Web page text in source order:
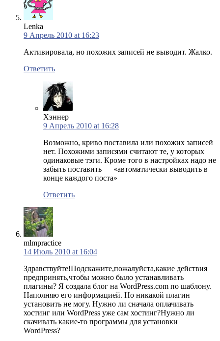
Lenka
9 Апрель 2010 at 16:23
Активировала, но похожих записей не выводит. Жалко.
Ответить
Хэннер
9 Апрель 2010 at 16:28
Возможно, криво поставила или похожих записей
нет. Похожими записями считают те, у которых
одинаковые тэги. Кроме того в настройках надо не
забыть поставить — «автоматически выводить в
конце каждого поста»
Ответить
mlmpractice
14 Июль 2010 at 16:04
Здравствуйте!Подскажите,пожалуйста,какие действия
предпринять,чтобы можно было устанавливать
плагины? Я создала блог на WordPress.com по шаблону.
Наполняю его информацией. Но никакой плагин
установить не могу. Нужно ли сначала оплачивать
хостинг или WordPress уже сам хостинг?Нужно ли
скачивать какие-то программы для установки
WordPress?